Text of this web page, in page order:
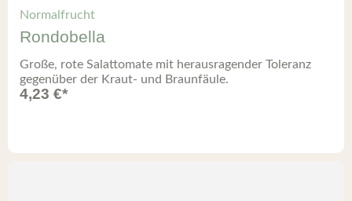
Normalfrucht
Rondobella
Große, rote Salattomate mit herausragender Toleranz
gegenüber der Kraut- und Braunfäule.
4,23 €*